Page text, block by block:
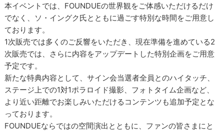
本イベントでは、FOUNDUEの世界観をご体感いただけるだけ
でなく、ソ・イングク氏とともに過ごす特別な時間をご用意し
ております。
1次販売では多くのご反響をいただき、現在準備を進めている2
次販売では、さらに内容をアップデートした特別企画をご用意
予定です。
新たな特典内容として、サイン会当選者全員とのハイタッチ、
ステージ上での1対1ポラロイド撮影、フォトタイム企画など、
より近い距離でお楽しみいただけるコンテンツも追加予定とな
っております。
FOUNDUEならではの空間演出とともに、ファンの皆さまにと